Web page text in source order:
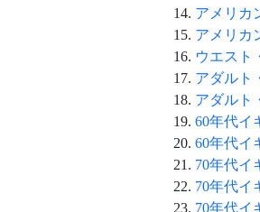
アメリカ
アメリカ
ウエスト
アダルト
アダルト
60年代イ
60年代イ
70年代イ
70年代イ
70年代イ